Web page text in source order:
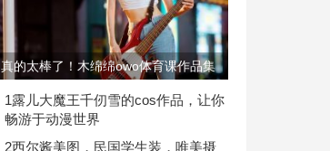
真的太棒了！木绵绵owo体育课作品集
锦来袭
1露儿大魔王千仞雪的cos作品，让你
畅游于动漫世界
2西尔酱美图，民国学生装，唯美摄